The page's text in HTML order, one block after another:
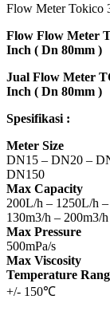
Flow Meter Tokico
Flow Flow Meter
Inch ( Dn 80mm )
Jual Flow Meter
Inch ( Dn 80mm )
Spesifikasi :
Meter Size
DN15 – DN20 –
DN150
Max Capacity
200L/h – 1250L/h
130m3/h – 200m3/h
Max Pressure
500mPa/s
Max Viscosity
Temperature
+/- 150℃